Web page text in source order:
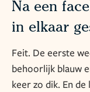
Na een
in elkaar
Feit. De eerste
behoorlijk blauw
keer zo dik. En